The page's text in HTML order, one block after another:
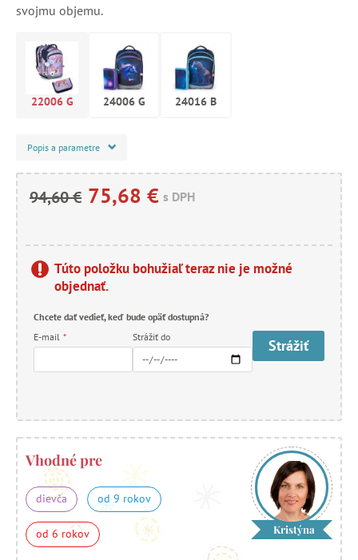
svojmu objemu.
22006 G 24006 G 24016 B
Popis a parametre
94,60 € 75,68 € s DPH
Túto položku bohužiaľ teraz nie je možné
objednať.
Chcete dať vedieť, keď bude opäť dostupná?
E-mail * Strážiť do Strážiť
Vhodné pre
dievča od 9 rokov
od 6 rokov Kristýna